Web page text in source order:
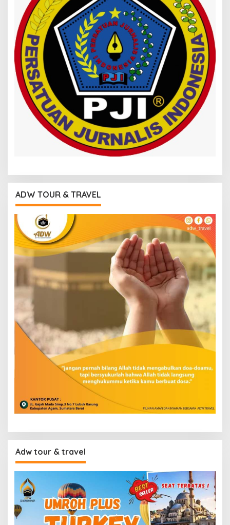
ADW TOUR & TRAVEL
Adw tour & travel